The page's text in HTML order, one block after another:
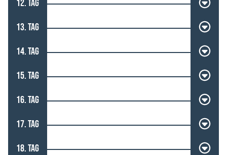
12. TAG
13. TAG
14. TAG
15. TAG
16. TAG
17. TAG
18. TAG